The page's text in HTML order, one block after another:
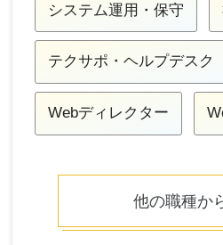
システム運用・保守
テクサポ・ヘルプデスク
Webディレクター
他の職種か